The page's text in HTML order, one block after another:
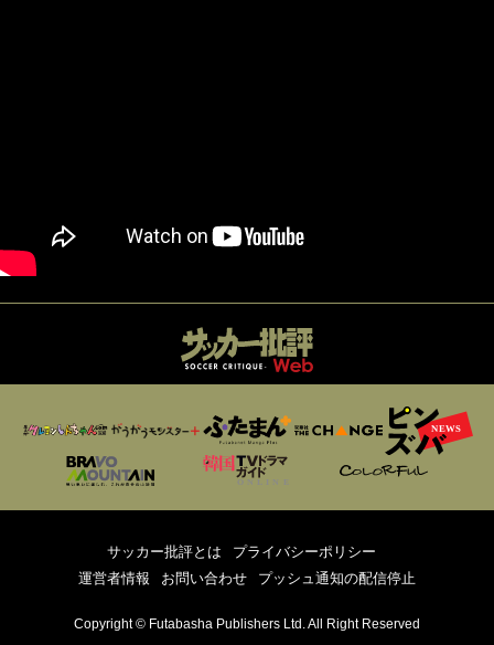
サッカー批評とは
プライバシーポリシー
運営者情報
お問い合わせ プッシュ通知の配信停止
Copyright © Futabasha Publishers Ltd. All Right Reserved